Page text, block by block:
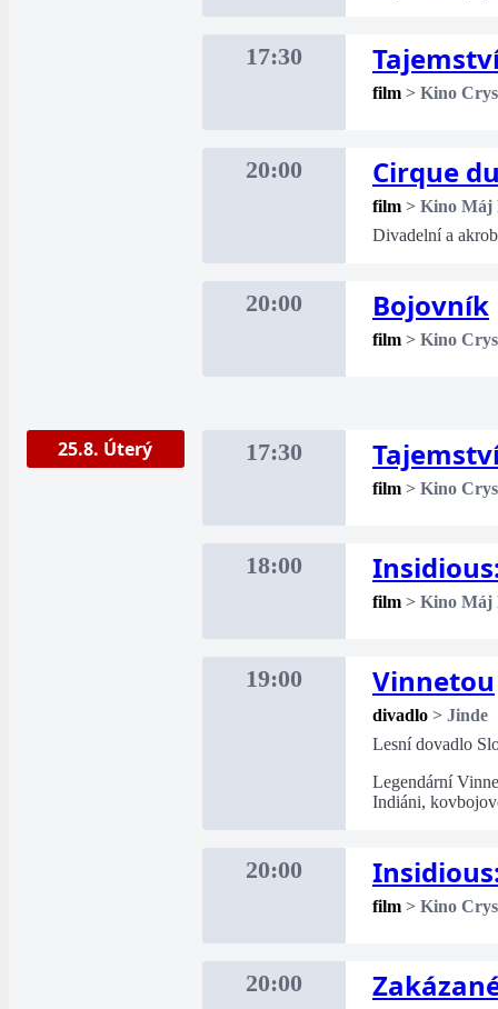
17:30
film > Kino
20:00 Cirque
film > Kino Máj
Divadelní a
20:00 Bojovník
film > Kino
25.8. Úterý 17:30
film > Kino
18:00
film > Kino Máj
19:00 Vinnetou
divadlo > Jinde
Lesní dovadlo
Legendární
Indiáni,
20:00
film > Kino
20:00